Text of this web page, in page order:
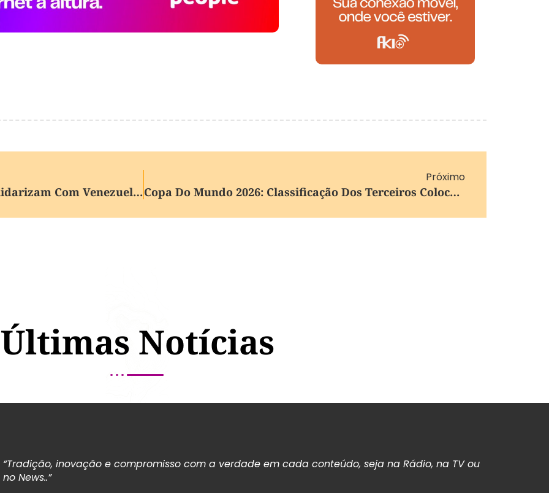
Líderes De Todo O Mundo Se Solidarizam Com Venezuela Após Terremoto
Próximo
Copa Do Mundo 2026: Classificação Dos Terceiros Colocados Atualizada
Últimas Notícias
“Tradição, inovação e compromisso com a verdade em cada conteúdo, seja na Rádio, na TV ou
no News..”